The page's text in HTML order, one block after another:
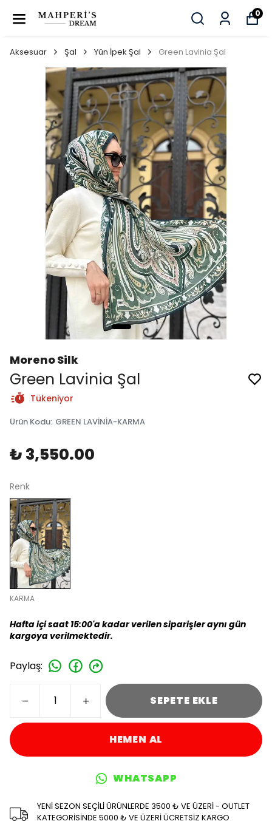
0
Aksesuar Şal Yün İpek Şal Green Lavinia Şal
Moreno Silk
Green Lavinia Şal
Tükeniyor
Ürün Kodu: GREEN LAVİNİA-KARMA
₺ 3,550.00
Renk
KARMA
Hafta içi saat 15:00'a kadar verilen siparişler aynı gün
kargoya verilmektedir.
Paylaş:
SEPETE EKLE
HEMEN AL
WHATSAPP
YENİ SEZON SEÇİLİ ÜRÜNLERDE 3500 ₺ VE ÜZERİ - OUTLET
KATEGORİSİNDE 5000 ₺ VE ÜZERİ ÜCRETSİZ KARGO